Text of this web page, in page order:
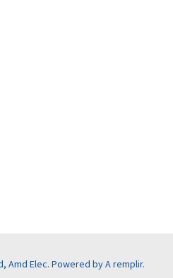
Amd Elec. Powered byA remplir.